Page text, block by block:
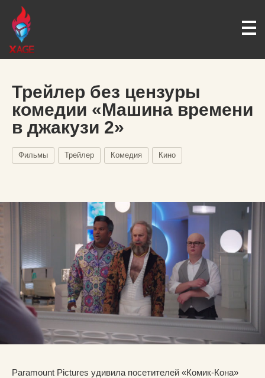
Трейлер без цензуры
комедии «Машина времени
в джакузи 2»
Фильмы Трейлер Комедия Кино
Paramount Pictures удивила посетителей «Комик-Кона»